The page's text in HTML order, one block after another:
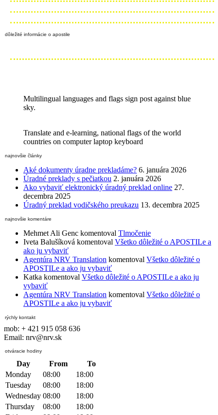
dôležité informácie o apostile
Multilingual languages and flags sign post against blue
sky.
Translate and e-learning, national flags of the world
countries on computer laptop keyboard
najnovšie články
Aké dokumenty úradne prekladáme? 6. januára 2026
Úradné preklady s pečiatkou 2. januára 2026
Ako vybaviť elektronický úradný preklad online 27.
decembra 2025
Úradný preklad vodičského preukazu 13. decembra 2025
najnovšie komentáre
Mehmet Ali Genc komentoval Tlmočenie
Iveta Balušíková komentoval Všetko dôležité o APOSTILe a
ako ju vybaviť
Agentúra NRV Translation komentoval Všetko dôležité o
APOSTILe a ako ju vybaviť
Katka komentoval Všetko dôležité o APOSTILe a ako ju
vybaviť
Agentúra NRV Translation komentoval Všetko dôležité o
APOSTILe a ako ju vybaviť
rýchly kontakt
mob: + 421 915 058 636
Email: nrv@nrv.sk
otváracie hodiny
Day From
To
Monday
08:00
18:00
Tuesday
08:00
18:00
Wednesday 08:00
18:00
Thursday
08:00
18:00